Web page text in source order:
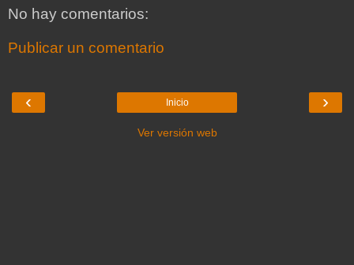
No hay comentarios:
Publicar un comentario
‹ ›
Inicio
Ver versión web